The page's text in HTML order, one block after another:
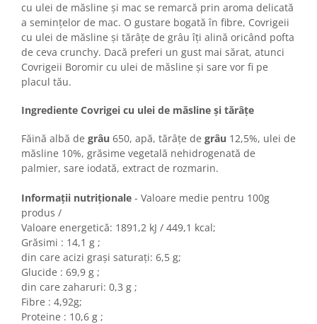
Patiserie congelata
Pizza congelata
Baton Cookie congelat
Cheesecake congelat
Horeca
Faina Profesionala
Congelate brutarie
Cadouri
Cozonac Wine Collection
Vinuri Casa Isarescu
Accesorii Boromir
Dulciurile Feleacul
Glucoza
Halva
Nuga
cu ulei de măsline și mac se remarcă prin aroma delicată
a semințelor de mac. O gustare bogată în fibre, Covrigeii
cu ulei de măsline și tărâțe de grâu îți alină oricând pofta
de ceva crunchy. Dacă preferi un gust mai sărat, atunci
Covrigeii Boromir cu ulei de măsline și sare vor fi pe
placul tău.
Ingrediente Covrigei cu ulei de măsline și tărâțe
Făină albă de grâu 650, apă, tărâțe de grâu 12,5%, ulei de
măsline 10%, grăsime vegetală nehidrogenată de
palmier, sare iodată, extract de rozmarin.
Informații nutriționale - Valoare medie pentru 100g
produs /
Valoare energetică: 1891,2 kJ / 449,1 kcal;
Grăsimi : 14,1 g ;
din care acizi grași saturați: 6,5 g;
Glucide : 69,9 g ;
din care zaharuri: 0,3 g ;
Fibre : 4,92g;
Proteine : 10,6 g ;